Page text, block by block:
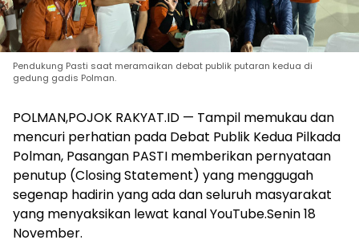
Pendukung Pasti saat meramaikan debat publik putaran kedua di
gedung gadis Polman.
POLMAN,POJOK RAKYAT.ID — Tampil memukau dan
mencuri perhatian pada Debat Publik Kedua Pilkada
Polman, Pasangan PASTI memberikan pernyataan
penutup (Closing Statement) yang menggugah
segenap hadirin yang ada dan seluruh masyarakat
yang menyaksikan lewat kanal YouTube.Senin 18
November.